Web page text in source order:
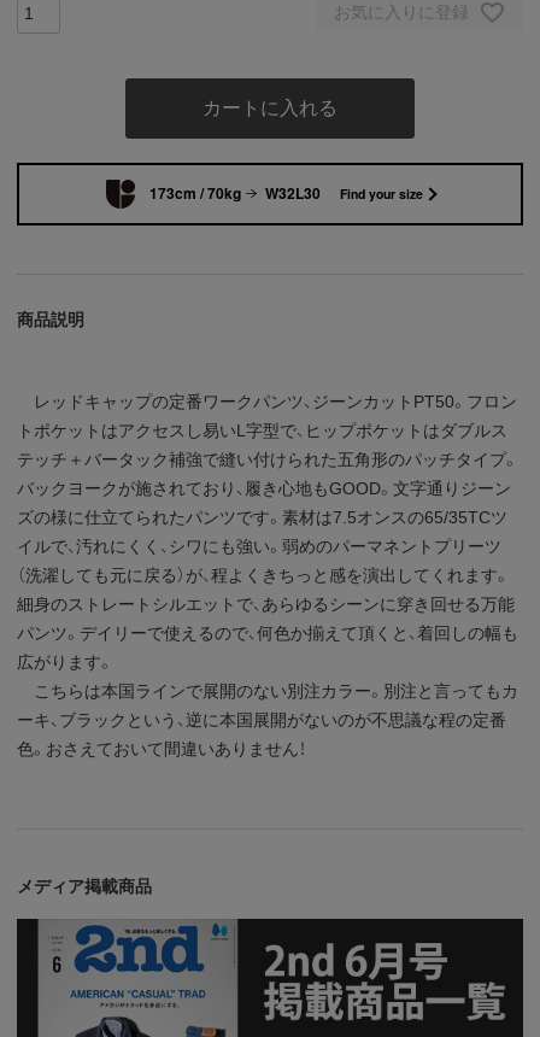
お気に入りに登録
カートに入れる
173cm / 70kg W32L30 Find your size
商品説明
レッドキャップの定番ワークパンツ、ジーンカットPT50。フロン
トポケットはアクセスし易いL字型で、ヒップポケットはダブルス
テッチ＋バータック補強で縫い付けられた五角形のパッチタイプ。
バックヨークが施されており、履き心地もGOOD。文字通りジーン
ズの様に仕立てられたパンツです。素材は7.5オンスの65/35TCツ
イルで、汚れにくく、シワにも強い。弱めのパーマネントプリーツ
（洗濯しても元に戻る）が、程よくきちっと感を演出してくれます。
細身のストレートシルエットで、あらゆるシーンに穿き回せる万能
パンツ。デイリーで使えるので、何色か揃えて頂くと、着回しの幅も
広がります。
こちらは本国ラインで展開のない別注カラー。別注と言ってもカ
ーキ、ブラックという、逆に本国展開がないのが不思議な程の定番
色。おさえておいて間違いありません！
メディア掲載商品